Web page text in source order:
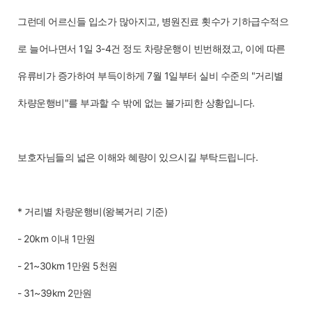
그런데 어르신들 입소가 많아지고, 병원진료 횟수가 기하급수적으
로 늘어나면서 1일 3-4건 정도 차량운행이 빈번해졌고, 이에 따른
유류비가 증가하여 부득이하게 7월 1일부터 실비 수준의 "거리별
차량운행비"를 부과할 수 밖에 없는 불가피한 상황입니다.
보호자님들의 넓은 이해와 혜량이 있으시길 부탁드립니다.
* 거리별 차량운행비(왕복거리 기준)
- 20km 이내 1만원
- 21~30km 1만원 5천원
- 31~39km 2만원